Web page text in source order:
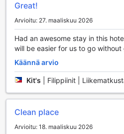
Kuljetuspalvelut Sugbutel
Sugbutel Family Hotel tarjoaa
jotka tekevät vieraiden
kaupungissa vaivatonta ja
pääsyn paikallisiin nähtävyyksiin,
nauttia matkasta ilman turhaa
Lisäksi hotellissa on tarjolla
pysäköintimahdollisuus, mikä
valinnan autoilijoille. Omalla
Great!
Arvioitu: 27. maaliskuu 2026
Had an awesome stay in this
will be easier for us to go
Käännä arvio
Kit's Filippiinit |
Clean place
Arvioitu: 18. maaliskuu 2026